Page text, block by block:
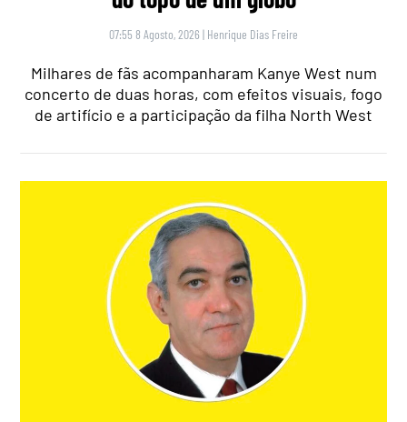
07:55 8 Agosto, 2026 | Henrique Dias Freire
Milhares de fãs acompanharam Kanye West num
concerto de duas horas, com efeitos visuais, fogo
de artifício e a participação da filha North West